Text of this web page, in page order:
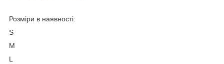
Розміри в наявності:
S
M
L